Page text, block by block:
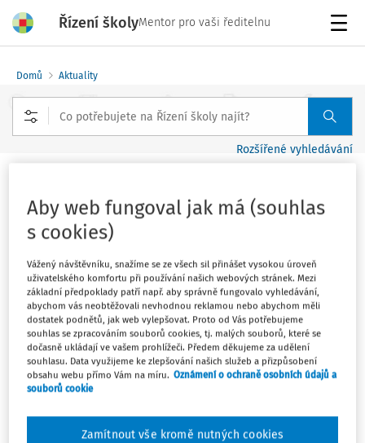
Řízení školyMentor pro vaši ředitelnu
Domů Aktuality
Rozšířené vyhledávání
Vydáno: 30. 3. 2022
1 minuta čtení
7. ročník odborné konference
Škola je středobodem obce a hybatelem společnosti, o té
málotřídní to pak platí dvojnásob. A proto se s vámi těšíme
na setkání17. května 2022, abychom si zase po roce
řekliJak se žije malotřídkám?
17. květen 2022 v 9 hodin v Praze (Magistrát
Aby web fungoval jak má (souhlas
s cookies)
Vážený návštěvníku, snažíme se ze všech sil přinášet vysokou úroveň
uživatelského komfortu při používání našich webových stránek. Mezi
základní předpoklady patří např. aby správně fungovalo vyhledávání,
abychom vás neobtěžovali nevhodnou reklamou nebo abychom měli
dostatek podnětů, jak web vylepšovat. Proto od Vás potřebujeme
souhlas se zpracováním souborů cookies, tj. malých souborů, které se
dočasně ukládají ve vašem prohlížeči. Předem děkujeme za udělení
souhlasu. Data využijeme ke zlepšování našich služeb a přizpůsobení
obsahu webu přímo Vám na míru. Oznámení o ochraně osobních údajů a
souborů cookie
Zamítnout vše kromě nutných cookies